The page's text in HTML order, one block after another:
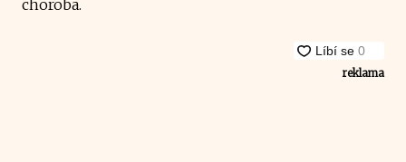
choroba.
reklama